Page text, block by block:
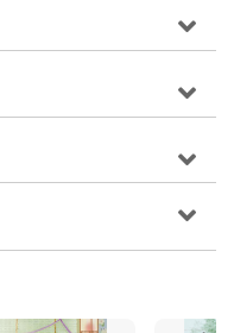
兒去做的事情。
境中？她到底做錯了
蘇家遺棄算計，又或